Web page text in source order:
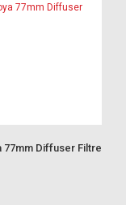
77mm Diffuser Filtre